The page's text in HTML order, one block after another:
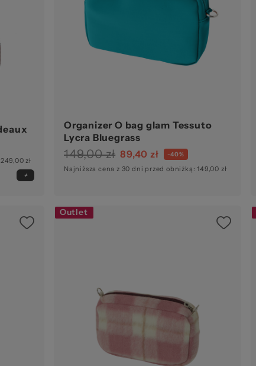
zł
Organizer O bag glam Tessuto
Lycra Bluegrass
149,00 zł 89,40 zł -40%
Najniższa cena z 30 dni przed obniżką: 149,00 zł
Outlet